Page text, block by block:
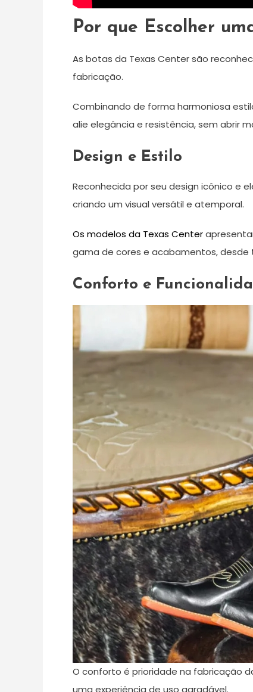
Por que Escolher
As botas da Texas Center são
fabricação.
Combinando de forma harmoniosa
alie elegância e resistência, sem abrir
Design e Estilo
Reconhecida por seu design icônico e
criando um visual versátil e atemporal.
Os modelos da Texas Center
gama de cores e acabamentos,
Conforto e
O conforto é prioridade na fabricação
uma experiência de uso agradável.